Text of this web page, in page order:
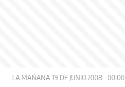
LA MAÑANA 19 DE JUNIO 2008 - 00:00